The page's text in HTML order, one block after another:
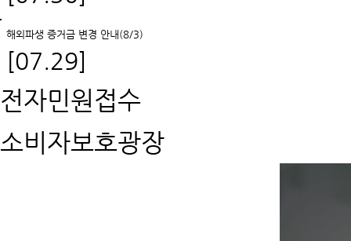
해외파생 증거금 변경 안내(8/3)
[07.29]
전자민원접수
소비자보호광장